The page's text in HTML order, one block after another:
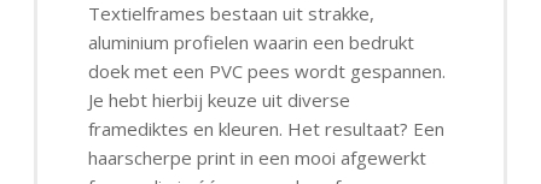
Textielframes bestaan uit strakke,
aluminium profielen waarin een bedrukt
doek met een PVC pees wordt gespannen.
Je hebt hierbij keuze uit diverse
framediktes en kleuren. Het resultaat? Een
haarscherpe print in een mooi afgewerkt